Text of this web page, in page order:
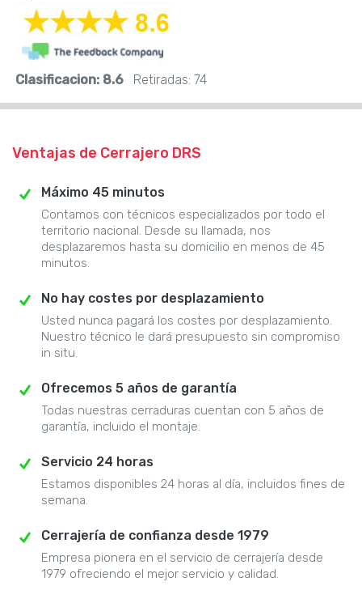
Clasificacion: 8.6 Retiradas: 74
Ventajas de Cerrajero DRS
Máximo 45 minutos
Contamos con técnicos especializados por todo el
territorio nacional. Desde su llamada, nos
desplazaremos hasta su domicilio en menos de 45
minutos.
No hay costes por desplazamiento
Usted nunca pagará los costes por desplazamiento.
Nuestro técnico le dará presupuesto sin compromiso
in situ.
Ofrecemos 5 años de garantía
Todas nuestras cerraduras cuentan con 5 años de
garantía, incluido el montaje.
Servicio 24 horas
Estamos disponibles 24 horas al día, incluidos fines de
semana.
Cerrajería de confianza desde 1979
Empresa pionera en el servicio de cerrajería desde
1979 ofreciendo el mejor servicio y calidad.